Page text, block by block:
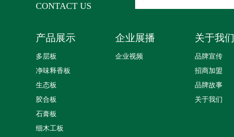
CONTACT US
产品展示
多层板
净味释香板
生态板
胶合板
石膏板
细木工板
企业展播
企业视频
关于我们
品牌宣传
招商加盟
品牌故事
关于我们